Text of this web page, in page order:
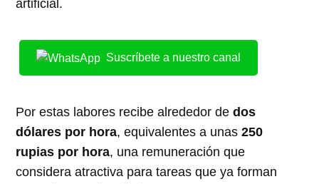
artificial.
Suscríbete a nuestro canal
Por estas labores recibe alrededor dedos
dólares por hora, equivalentes a unas250
rupias por hora, una remuneración que
considera atractiva para tareas que ya forman